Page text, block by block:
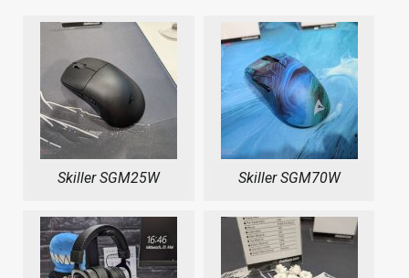
Skiller SGM25W Skiller SGM70W